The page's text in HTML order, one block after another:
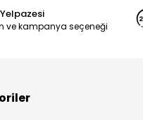
ve kampanya seçeneği